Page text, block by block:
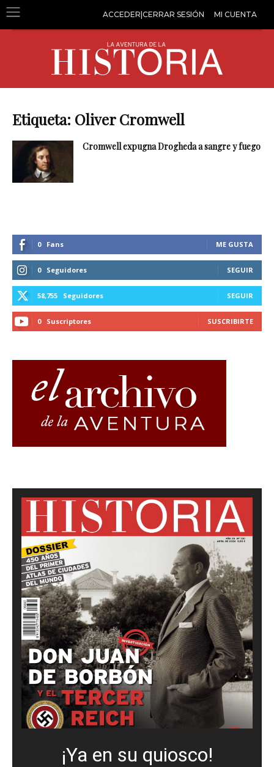
ACCEDER|CERRAR SESIÓN MI CUENTA
Etiqueta: Oliver Cromwell
Cromwell expugna Drogheda a sangre y fuego
0 Fans ME GUSTA
0 Seguidores SEGUIR
58,755 Seguidores SEGUIR
0 Suscriptores SUSCRIBIRTE
¡Ya en su quiosco!